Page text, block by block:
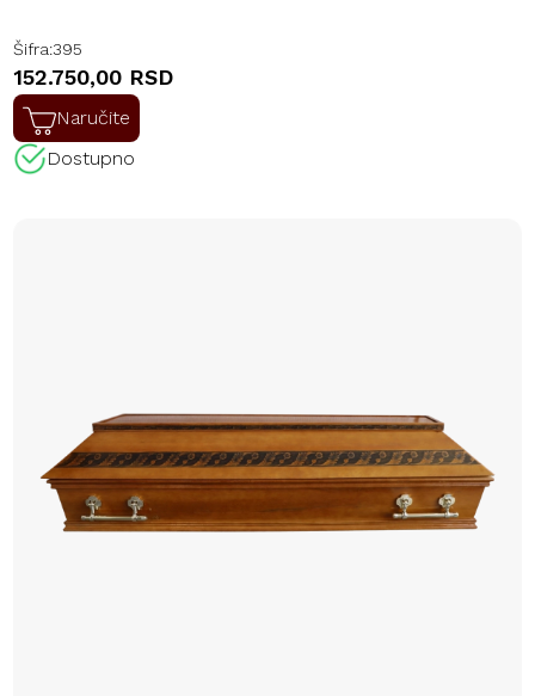
Šifra:395
152.750,00 RSD
Naručite
Dostupno